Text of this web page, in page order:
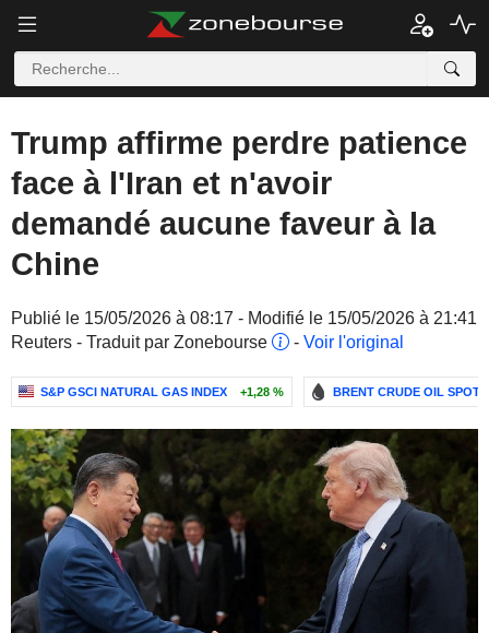
Trump affirme perdre patience
face à l'Iran et n'avoir
demandé aucune faveur à la
Chine
Publié le 15/05/2026 à 08:17 - Modifié le 15/05/2026 à 21:41
Reuters - Traduit par Zonebourse
- Voir l'original
S&P GSCI NATURAL GAS INDEX +1,28 % BRENT CRUDE OIL SPOT